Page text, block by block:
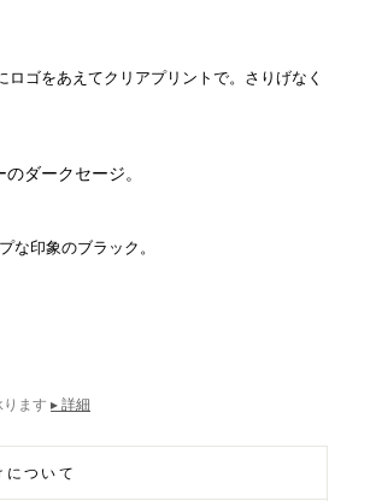
ゴをあえてクリアプリントで。さりげなく
ダークセージ。
な印象のブラック。
ます ▸ 詳細
について